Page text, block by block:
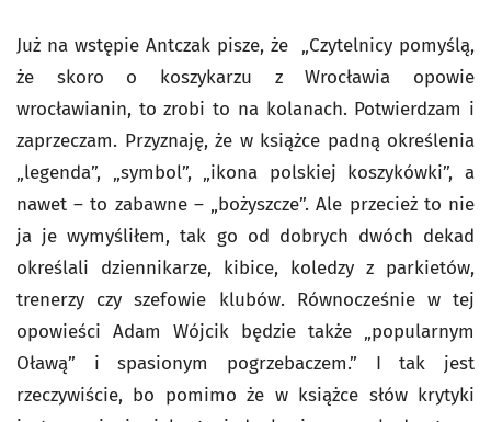
Już na wstępie Antczak pisze, że „Czytelnicy pomyślą,
że skoro o koszykarzu z Wrocławia opowie
wrocławianin, to zrobi to na kolanach. Potwierdzam i
zaprzeczam. Przyznaję, że w książce padną określenia
„legenda”, „symbol”, „ikona polskiej koszykówki”, a
nawet – to zabawne – „bożyszcze”. Ale przecież to nie
ja je wymyśliłem, tak go od dobrych dwóch dekad
określali dziennikarze, kibice, koledzy z parkietów,
trenerzy czy szefowie klubów. Równocześnie w tej
opowieści Adam Wójcik będzie także „popularnym
Oławą” i spasionym pogrzebaczem.” I tak jest
rzeczywiście, bo pomimo że w książce słów krytyki